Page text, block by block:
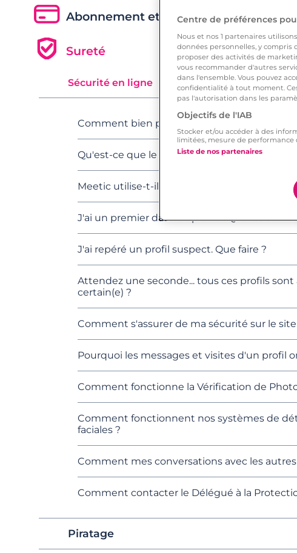
Abonnement et Fonctionnalités
Sureté
Sécurité en ligne
Comment bien protéger mon profil ?
Qu'est-ce que le cyberharcèlement et
Meetic utilise-t-il le profilage et à la prise de
J'ai un premier date de prévu ! Quelles sont
J'ai repéré un profil suspect. Que faire ?
Attendez une seconde... tous ces profils
certain(e) ?
Comment s'assurer de ma sécurité sur le site
Pourquoi les messages et visites d'un profil
Comment fonctionne la Vérification de
Comment fonctionnent nos systèmes de
faciales ?
Comment mes conversations avec les
Comment contacter le Délégué à la
Piratage
Centre de préférences
Nous et nos 1 partenaires
données personnelles, y
proposer des activités de
vous recommander d'autres
dans l'ensemble. Vous pouvez
confidentialité à tout moment.
pas l'autorisation dans les
Objectifs de l'IAB
Stocker et/ou accéder à des
limitées, mesure de performance
Liste de nos partenaires